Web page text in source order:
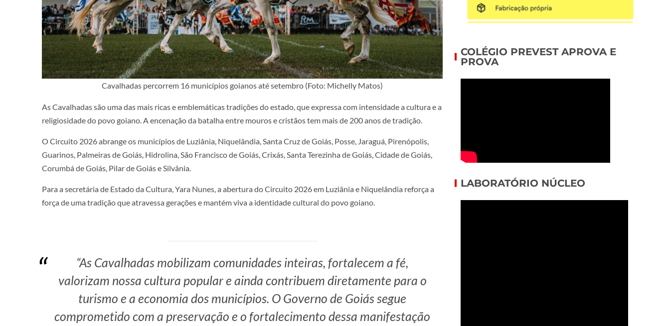
Cavalhadas percorrem 16 municípios goianos até setembro (Foto: Michelly Matos)
As Cavalhadas são uma das mais ricas e emblemáticas tradições do estado, que expressa com intensidade a cultura e a
religiosidade do povo goiano. A encenação da batalha entre mouros e cristãos tem mais de 200 anos de tradição.
O Circuito 2026 abrange os municípios de Luziânia, Niquelândia, Santa Cruz de Goiás, Posse, Jaraguá, Pirenópolis,
Guarinos, Palmeiras de Goiás, Hidrolina, São Francisco de Goiás, Crixás, Santa Terezinha de Goiás, Cidade de Goiás,
Corumbá de Goiás, Pilar de Goiás e Silvânia.
Para a secretária de Estado da Cultura, Yara Nunes, a abertura do Circuito 2026 em Luziânia e Niquelândia reforça a
força de uma tradição que atravessa gerações e mantém viva a identidade cultural do povo goiano.
“As Cavalhadas mobilizam comunidades inteiras, fortalecem a fé,
valorizam nossa cultura popular e ainda contribuem diretamente para o
turismo e a economia dos municípios. O Governo de Goiás segue
comprometido com a preservação e o fortalecimento dessa manifestação
COLÉGIO PREVEST APROVA E
PROVA
LABORATÓRIO NÚCLEO